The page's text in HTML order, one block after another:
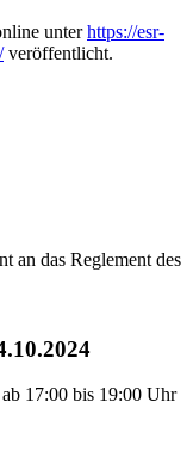
unterhttps://esr-
veröffentlicht.
an das Reglement des
17:00 bis 19:00 Uhr